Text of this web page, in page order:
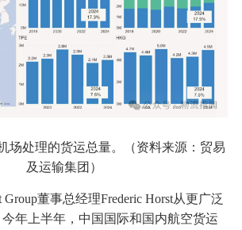
场处理的货运总量。（资料来源：贸易
及运输集团）
Group董事总经理Frederic Horst从更广泛
年上半年，中国国际和国内航空货运